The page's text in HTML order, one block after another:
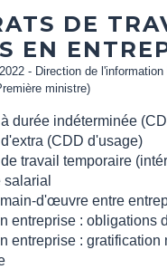
DE
EN
- Direction de l'information
ministre)
durée indéterminée
(CDD d'usage)
travail temporaire
salarial
d'œuvre entre
entreprise : obligations
entreprise : gratification